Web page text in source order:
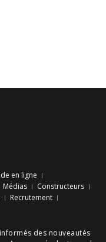
en ligne
Médias
Constructeurs
Recrutement
des nouveautés